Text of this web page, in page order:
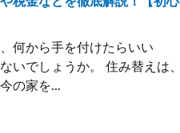
何から手を付けたらいい
いでしょうか。 住み替えは、
の家を...